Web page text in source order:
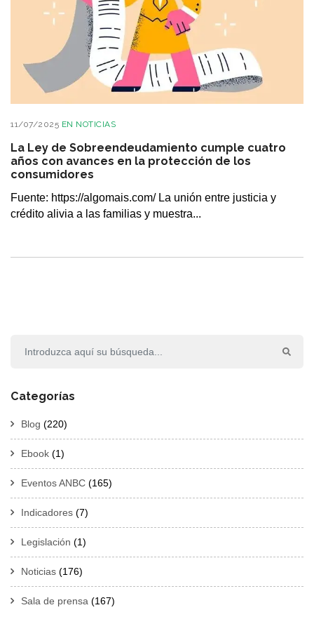
11/07/2025 EN NOTICIAS
La Ley de Sobreendeudamiento cumple cuatro
años con avances en la protección de los
consumidores
Fuente: https://algomais.com/ La unión entre justicia y
crédito alivia a las familias y muestra...
Categorías
Blog (220)
Ebook (1)
Eventos ANBC (165)
Indicadores (7)
Legislación (1)
Noticias (176)
Sala de prensa (167)